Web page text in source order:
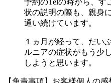
予約のTelの時から、す
状の説明の際も、親身
通い続けています。
１ヵ月が経って、だい
ルニアの症状がもう少
しようと思います。